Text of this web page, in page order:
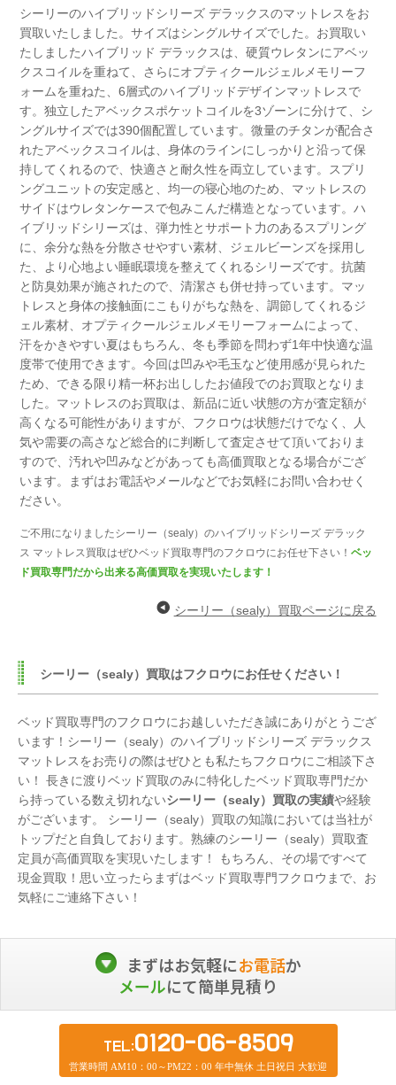
シーリーのハイブリッドシリーズ デラックスのマットレスをお
買取いたしました。サイズはシングルサイズでした。 お買取い
たしましたハイブリッド デラックスは、硬質ウレタンにアベッ
クスコイルを重ねて、 さらにオプティクールジェルメモリーフ
ォームを重ねた、6層式のハイブリッドデザインマットレスで
す。独立したアベックスポケットコイルを3ゾーンに分けて、シ
ングルサイズでは390個配置しています。微量のチタンが配合さ
れたアベックスコイルは、身体のラインにしっかりと沿って保
持してくれるので、快適さと耐久性を両立しています。 スプリ
ングユニットの安定感と、均一の寝心地のため、 マットレスの
サイドはウレタンケースで包みこんだ構造となっています。ハ
イブリッドシリーズは、弾力性とサポート力のあるスプリング
に、余分な熱を分散させやすい素材、ジェルビーンズを採用し
た、より心地よい睡眠環境を整えてくれるシリーズです。抗菌
と防臭効果が施されたので、清潔さも併せ持っています。 マッ
トレスと身体の接触面にこもりがちな熱を、調節してくれるジ
ェル素材、 オプティクールジェルメモリーフォームによって、
汗をかきやすい夏はもちろん、冬も季節を問わず1年中快適な温
度帯で使用できます。今回は凹みや毛玉など使用感が見られた
ため、できる限り精一杯お出ししたお値段でのお買取となりま
した。 マットレスのお買取は、新品に近い状態の方が査定額が
高くなる可能性がありますが、 フクロウは状態だけでなく、人
気や需要の高さなど総合的に判断して査定させて頂いておりま
すので、汚れや凹みなどがあっても高価買取となる場合がござ
います。
まずはお電話やメールなどでお気軽にお問い合わせく
ださい。
ご不用になりましたシーリー（sealy）のハイブリッドシリーズ デラック
ス マットレス買取はぜひベッド買取専門のフクロウにお任せ下さい！ベッ
ド買取専門だから出来る高価買取を実現いたします！
シーリー（sealy）買取ページに戻る
シーリー（sealy）買取はフクロウにお任せください！
ベッド買取専門のフクロウにお越しいただき誠にありがとうござ
います！シーリー（sealy）のハイブリッドシリーズ デラックス
マットレスをお売りの際はぜひとも私たちフクロウにご相談下さ
い！ 長きに渡りベッド買取のみに特化したベッド買取専門だか
ら持っている数え切れないシーリー（sealy）買取の実績や経験
がございます。 シーリー（sealy）買取の知識においては当社が
トップだと自負しております。熟練のシーリー（sealy）買取査
定員が高価買取を実現いたします！ もちろん、その場ですべて
現金買取！思い立ったらまずはベッド買取専門フクロウまで、お
気軽にご連絡下さい！
まずはお気軽にお電話か
メールにて簡単見積り
TEL:0120-06-8509
営業時間 AM10：00～PM22：00 年中無休 土日祝日 大歓迎